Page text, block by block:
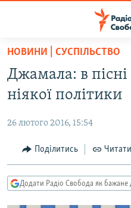
Перейти
основного
матеріалу
до
навігації
Перейти
до
ВСЕ ЗА ДОБУ
ПОЛІТИКА
ЕКОНОМІКА
КУЛЬТУРА
ВІЙНА
РОСІЙСЬКА «ФІЛЬТРАЦІЯ»
КРИМ.РЕАЛІЇ
НОВИНИ | СУСПІЛЬСТВО
Джамала: в
ніякої політики
26 лютого 2016, 15:54
Поділитись
Додати Радіо Свобода як бажане